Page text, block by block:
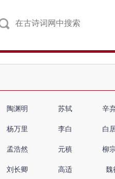
陶渊明 苏轼 辛
杨万里 李白 白
孟浩然 元稹 柳
刘长卿 高适 魏